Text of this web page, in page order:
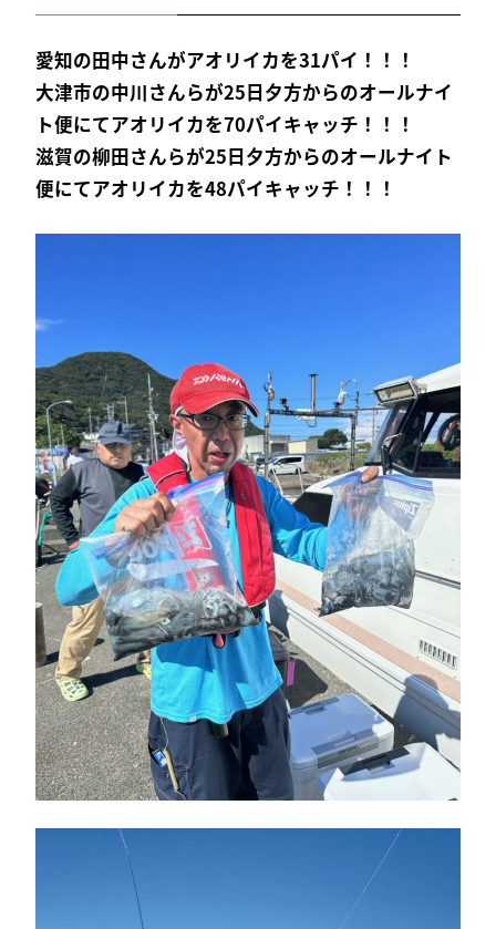
愛知の田中さんがアオリイカを31パイ！！！
大津市の中川さんらが25日夕方からのオールナイ
ト便にてアオリイカを70パイキャッチ！！！
滋賀の柳田さんらが25日夕方からのオールナイト
便にてアオリイカを48パイキャッチ！！！